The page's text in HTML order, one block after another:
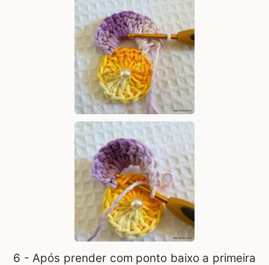
6 - Após prender com ponto baixo a primeira